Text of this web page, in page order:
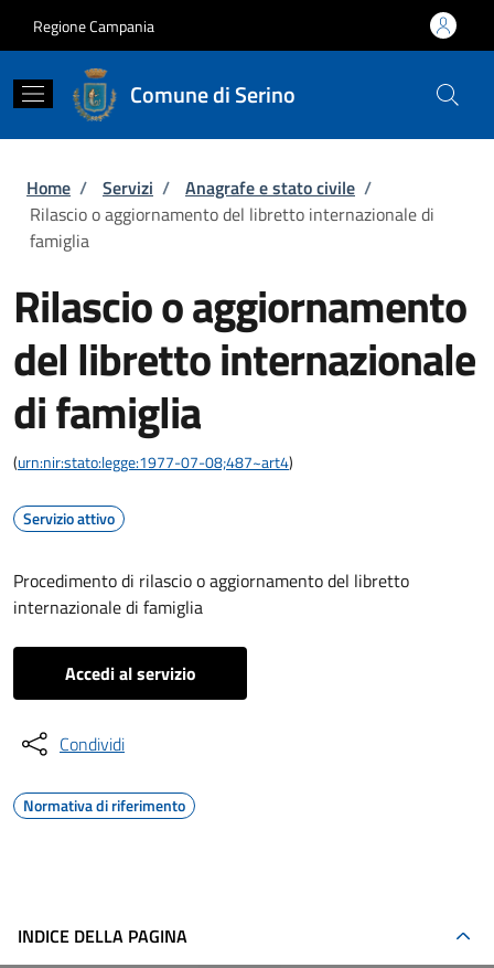
Regione Campania
Comune di Serino
Briciole di pane
Home / Servizi / Anagrafe e stato civile /
Rilascio o aggiornamento del libretto internazionale di
famiglia
Rilascio o aggiornamento
del libretto internazionale
di famiglia
(urn:nir:stato:legge:1977-07-08;487~art4)
Servizio attivo
Procedimento di rilascio o aggiornamento del libretto
internazionale di famiglia
Accedi al servizio
Condividi
Normativa di riferimento
INDICE DELLA PAGINA